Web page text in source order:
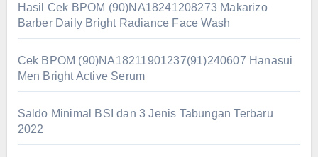
Hasil Cek BPOM (90)NA18241208273 Makarizo
Barber Daily Bright Radiance Face Wash
Cek BPOM (90)NA18211901237(91)240607 Hanasui
Men Bright Active Serum
Saldo Minimal BSI dan 3 Jenis Tabungan Terbaru
2022